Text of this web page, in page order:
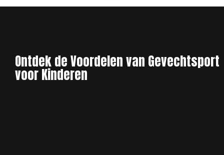
Ontdek de Voordelen van Gevechtsport
voor Kinderen